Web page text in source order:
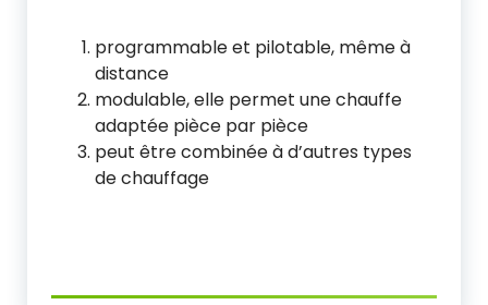
programmable et pilotable, même à
distance
modulable, elle permet une chauffe
adaptée pièce par pièce
peut être combinée à d’autres types
de chauffage